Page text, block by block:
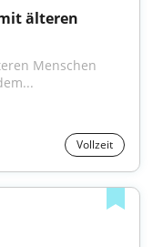
älteren
Menschen
Vollzeit